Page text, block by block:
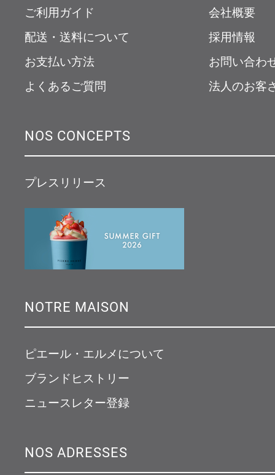
ご利用ガイド
配送・送料について
お支払い方法
よくあるご質問
会社概要
採用情報
お問い合わ
法人のお客
NOS CONCEPTS
プレスリリース
NOTRE MAISON
ピエール・エルメについて
ブランドヒストリー
ニュースレター登録
NOS ADRESSES